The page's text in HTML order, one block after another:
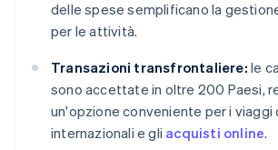
delle spese semplificano la
per le attività.
Transazioni transfrontaliere: le
sono accettate in oltre 200 Paesi,
un'opzione conveniente per i viaggi
internazionali e gli acquisti online.